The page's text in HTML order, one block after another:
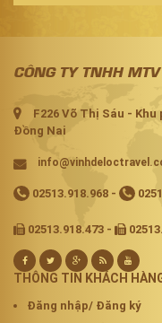
CÔNG TY TNHH
F226 Võ Thị Sáu -
Đồng Nai
02513.918.968 -
02513.918.473 -
THÔNG TIN KHÁCH
Đăng nhập/ Đăng ký